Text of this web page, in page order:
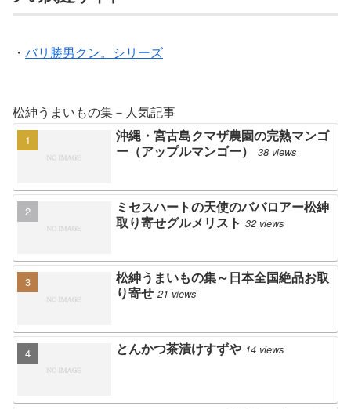
・ バリ勝男クン。シリーズ
松紳うまいもの集－人気記事
沖縄・宮古島クマザ農園の完熟マンゴ
ー（アップルマンゴー）
38 views
ミセスハートの天使のババロアー松紳
取り寄せグルメリスト 32 views
松紳うまいもの集～日本全国絶品お取
り寄せ 21 views
とんかつ茶漬けすずや 14 views